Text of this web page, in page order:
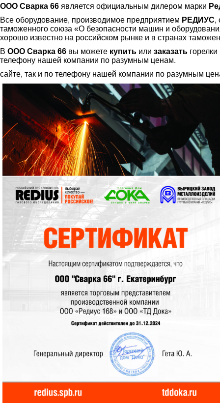
ООО Сварка 66 является официальным дилером марки
Все оборудование, производимое предприятием РЕДИУС,
таможенного союза «О безопасности машин и
хорошо известно на российском рынке и в странах
В ООО Сварка 66 вы можете купить или заказать
телефону нашей компании по разумным ценам.
сайте, так и по телефону нашей компании по разумным